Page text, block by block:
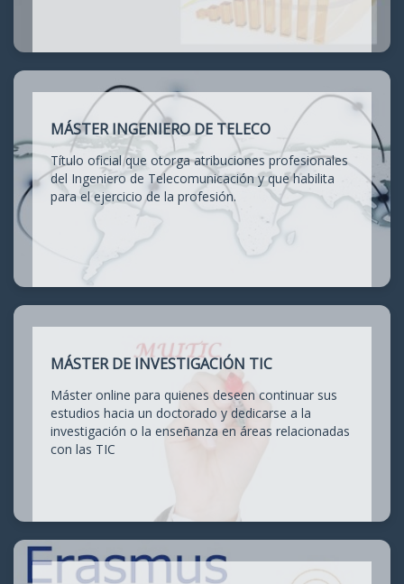
MÁSTER INGENIERO DE TELECO
Título oficial que otorga atribuciones profesionales
del Ingeniero de Telecomunicación y que habilita
para el ejercicio de la profesión.
MÁSTER DE INVESTIGACIÓN TIC
Máster online para quienes deseen continuar sus
estudios hacia un doctorado y dedicarse a la
investigación o la enseñanza en áreas relacionadas
con las TIC